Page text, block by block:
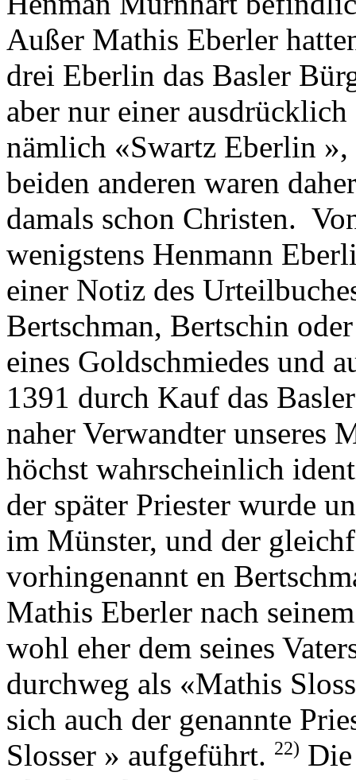
Außer Mathis Eberler
drei Eberlin das Basler
aber nur einer
nämlich «Swartz Eberlin
beiden anderen waren
damals schon Christen.
wenigstens Henmann
einer Notiz des
Bertschman, Bertschin
eines Goldschmiedes und
1391 durch Kauf das
naher Verwandter unseres
höchst wahrscheinlich
der später Priester wurde
im Münster, und der
vorhingenannt en
Mathis Eberler nach
wohl eher dem seines
durchweg als «Mathis
sich auch der genannte
Slosser » aufgeführt. 22)